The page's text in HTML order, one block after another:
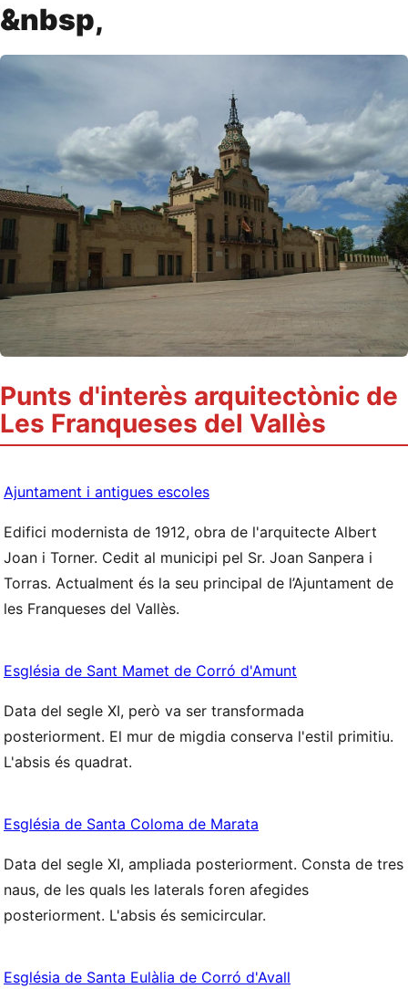
&nbsp,
Punts d'interès arquitectònic de
Les Franqueses del Vallès
Ajuntament i antigues escoles
Edifici modernista de 1912, obra de l'arquitecte Albert
Joan i Torner. Cedit al municipi pel Sr. Joan Sanpera i
Torras. Actualment és la seu principal de l’Ajuntament de
les Franqueses del Vallès.
Església de Sant Mamet de Corró d'Amunt
Data del segle XI, però va ser transformada
posteriorment. El mur de migdia conserva l'estil primitiu.
L'absis és quadrat.
Església de Santa Coloma de Marata
Data del segle XI, ampliada posteriorment. Consta de tres
naus, de les quals les laterals foren afegides
posteriorment. L'absis és semicircular.
Església de Santa Eulàlia de Corró d'Avall